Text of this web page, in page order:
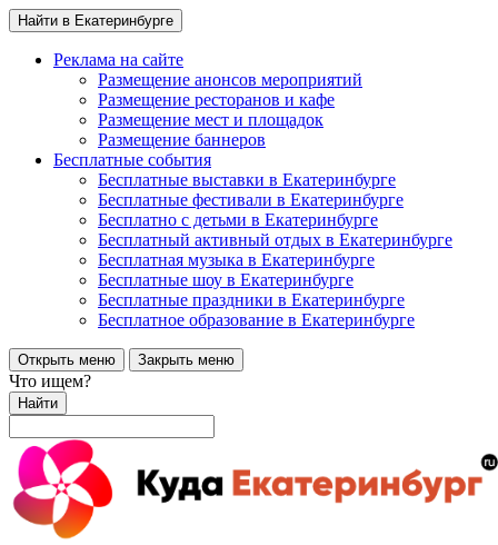
Найти в Екатеринбурге
Реклама на сайте
Размещение анонсов мероприятий
Размещение ресторанов и кафе
Размещение мест и площадок
Размещение баннеров
Бесплатные события
Бесплатные выставки в Екатеринбурге
Бесплатные фестивали в Екатеринбурге
Бесплатно с детьми в Екатеринбурге
Бесплатный активный отдых в Екатеринбурге
Бесплатная музыка в Екатеринбурге
Бесплатные шоу в Екатеринбурге
Бесплатные праздники в Екатеринбурге
Бесплатное образование в Екатеринбурге
Открыть меню Закрыть меню
Что ищем?
Найти